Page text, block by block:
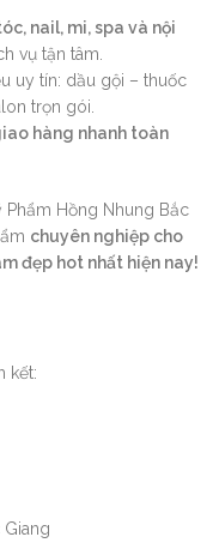
nail, mi, spa và nội
vụ tận tâm.
uy tín: dầu gội – thuốc
trọn gói.
hàng nhanh toàn
Phẩm Hồng Nhung Bắc
chuyên nghiệp cho
đẹp hot nhất hiện nay!
kết:
Giang